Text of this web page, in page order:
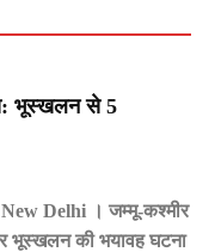
भूस्खलन से 5
New Delhi । जम्मू-कश्मीर
पर भूस्खलन की भयावह घटना